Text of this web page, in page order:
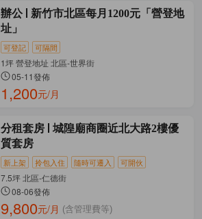
辦公
新竹市北區每月1200元「營登地
址」
可登記 可隔間
1坪 營登地址 北區-世界街
05-11發佈
1,200元/月
分租套房
城隍廟商圈近北大路2樓優
質套房
新上架 拎包入住 隨時可遷入 可開伙
7.5坪 北區-仁德街
08-06發佈
9,800元/月 (含管理費等)